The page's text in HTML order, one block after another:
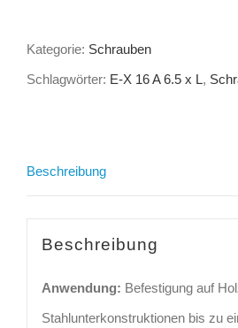
Kategorie: Schrauben
Schlagwörter: E-X 16 A 6.5 x L,
Beschreibung
Beschreibung
Anwendung: Befestigung auf
Stahlunterkonstruktionen bis zu